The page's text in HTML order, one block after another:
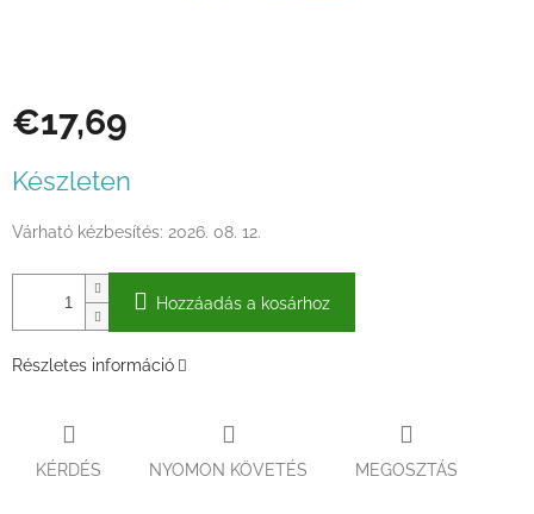
€17,69
Készleten
Várható kézbesítés: 2026. 08. 12.
Hozzáadás a kosárhoz
Részletes információ
KÉRDÉS NYOMON KÖVETÉS MEGOSZTÁS